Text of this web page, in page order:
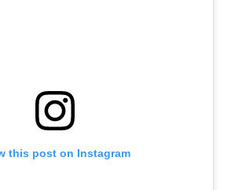
this post on Instagram